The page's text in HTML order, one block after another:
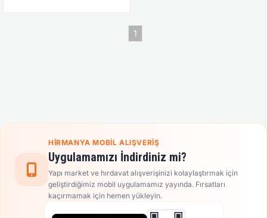
1
HIRMANYA MOBIL ALIŞVERIŞ
Uygulamamızı İndirdiniz mi?
Yapı market ve hırdavat alışverişinizi kolaylaştırmak için
geliştirdiğimiz mobil uygulamamız yayında. Fırsatları
kaçırmamak için hemen yükleyin.